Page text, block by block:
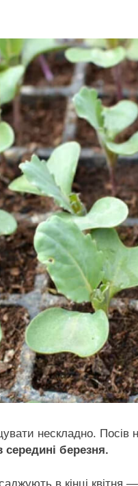
нескладно.
середині березня.